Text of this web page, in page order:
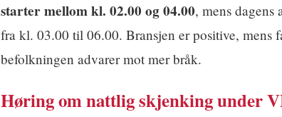
starter mellom kl. 02.00 og 04.00, mens
fra kl. 03.00 til 06.00. Bransjen er positive, mens
befolkningen advarer mot mer bråk.
Høring om nattlig skjenking under